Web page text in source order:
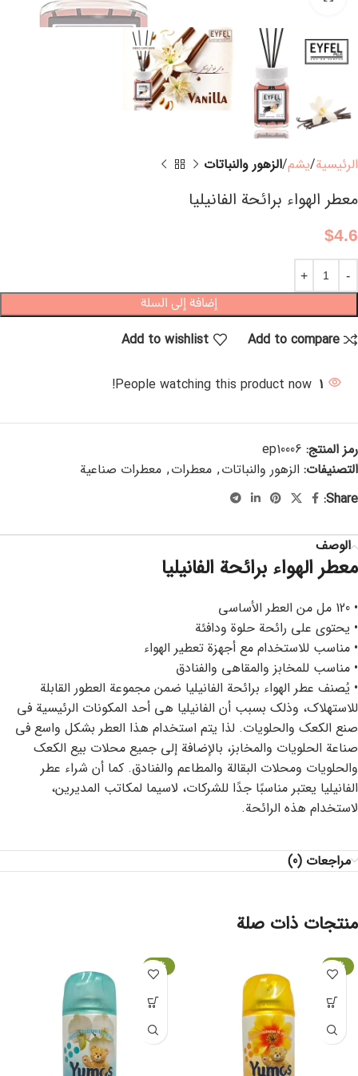
الرئيسية يشم الزهور والنباتات
معطر الهواء برائحة الفانيليا
$4.6
إضافة إلى السلة
Add to compare
Add to wishlist
1
People watching this product now!
رمز المنتج: ep10006
التصنيفات: الزهور والنباتات, معطرات, معطرات صناعية
Share:
الوصف
معطر الهواء برائحة الفانيليا
• 120 مل من العطر الأساسي
• يحتوي على رائحة حلوة ودافئة
• مناسب للاستخدام مع أجهزة تعطير الهواء
• مناسب للمخابز والمقاهي والفنادق
• يُصنف عطر الهواء برائحة الفانيليا ضمن مجموعة العطور القابلة
للاستهلاك، وذلك بسبب أن الفانيليا هي أحد المكونات الرئيسية في
صنع الكعك والحلويات. لذا يتم استخدام هذا العطر بشكل واسع في
صناعة الحلويات والمخابز، بالإضافة إلى جميع محلات بيع الكعك
والحلويات ومحلات البقالة والمطاعم والفنادق. كما أن شراء عطر
الفانيليا يعتبر مناسبًا جدًا للشركات، لاسيما لمكاتب المديرين،
لاستخدام هذه الرائحة.
مراجعات (0)
منتجات ذات صلة
-6%
-6%